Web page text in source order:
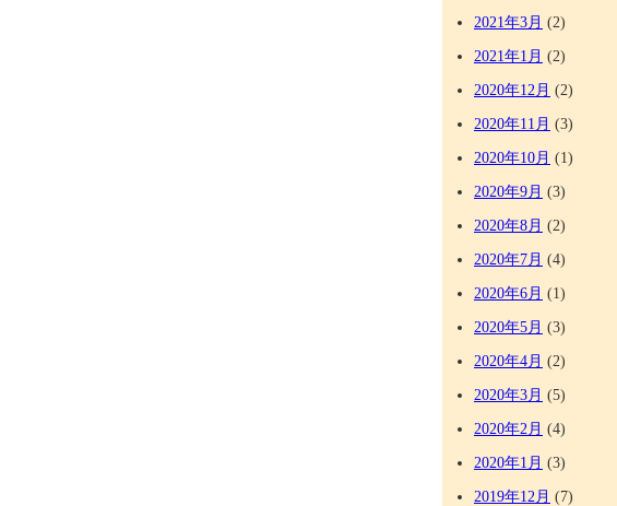
2021年3月 (2)
2021年1月 (2)
2020年12月 (2)
2020年11月 (3)
2020年10月 (1)
2020年9月 (3)
2020年8月 (2)
2020年7月 (4)
2020年6月 (1)
2020年5月 (3)
2020年4月 (2)
2020年3月 (5)
2020年2月 (4)
2020年1月 (3)
2019年12月 (7)